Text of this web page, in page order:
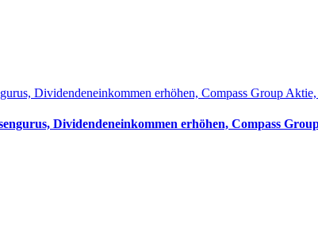
Dividendeneinkommen erhöhen, Compass Group
Dividendeneinkommen erhöhen, Compass